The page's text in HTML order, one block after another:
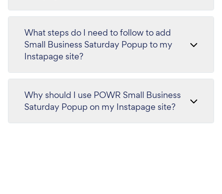
What steps do I need to follow to add
Small Business Saturday Popup to my
Instapage site?
Why should I use POWR Small Business
Saturday Popup on my Instapage site?